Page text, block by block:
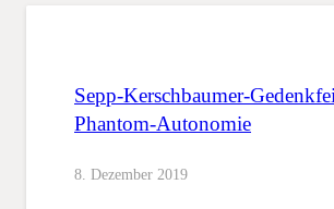
Sepp-Kerschbaumer-
Phantom-Autonomie
8. Dezember 2019